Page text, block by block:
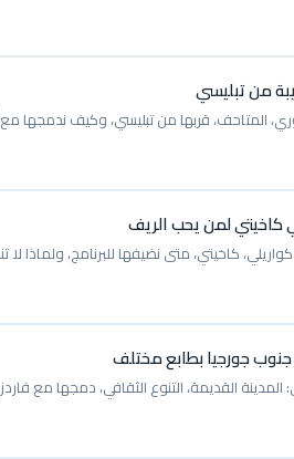
من تبليسي
المتاحف، قربها من تبليسي، وكيف ندمجها
لمن يحب الريف
كاخيتي، متى نضيفها للبرنامج، ولماذا
جنوب جورجيا بطابع مختلف
المدينة القديمة، التنوع الثقافي، دمجها مع